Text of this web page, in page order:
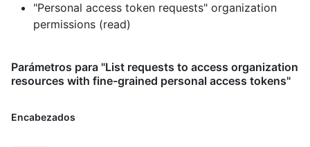
"Personal access token requests" organization
permissions (read)
Parámetros para "List requests to access organization
resources with fine-grained personal access tokens"
Encabezados